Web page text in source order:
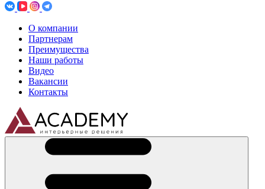
О компании
Партнерам
Преимущества
Наши работы
Видео
Вакансии
Контакты